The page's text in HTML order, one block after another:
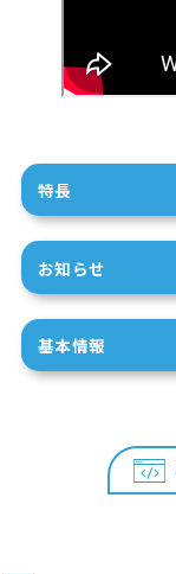
特長
お知らせ
基本情報